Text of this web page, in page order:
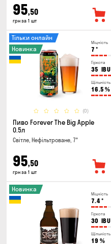
95,50
грн за 1 шт
Міцність
7 °
Гіркота
35 IBU
Щільність
16.5 %
(0)
Тільки онлайн
Новинка
Пиво Forever The Big Apple
0.5л
Світле, Нефільтроване, 7°
95,50
грн за 1 шт
Міцність
7.4°
Гіркота
30 IBU
Щільність
19 %
Новинка